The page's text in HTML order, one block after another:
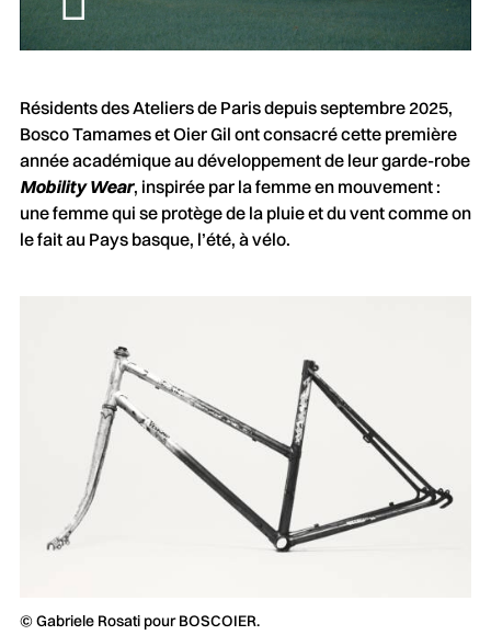
Résidents des Ateliers de Paris depuis septembre 2025,
Bosco Tamames et Oier Gil ont consacré cette première
année académique au développement de leur garde-robe
Mobility Wear, inspirée par la femme en mouvement :
une femme qui se protège de la pluie et du vent comme on
le fait au Pays basque, l’été, à vélo.
© Gabriele Rosati pour BOSCOIER.